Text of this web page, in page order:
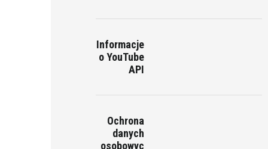
Informacje
o YouTube
API
Ochrona
danych
osobowyc